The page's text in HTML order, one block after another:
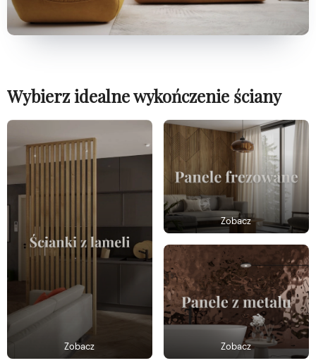
Wybierz idealne wykończenie ściany
Zobacz
Zobacz
Zobacz